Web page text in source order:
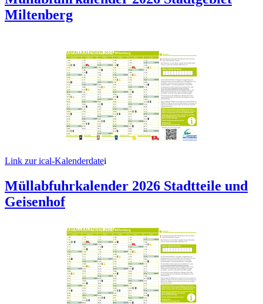
Miltenberg
Link zur ical-Kalenderdatei
Müllabfuhrkalender 2026 Stadtteile und
Geisenhof